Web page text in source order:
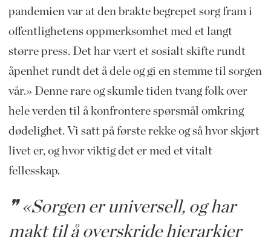
pandemien var at den brakte begrepet sorg fram i
offentlighetens oppmerksomhet med et langt
større press. Det har vært et sosialt skifte rundt
åpenhet rundt det å dele og gi en stemme til sorgen
vår.» Denne rare og skumle tiden tvang folk over
hele verden til å konfrontere spørsmål omkring
dødelighet. Vi satt på første rekke og så hvor skjørt
livet er, og hvor viktig det er med et vitalt
fellesskap.
«Sorgen er universell, og har
makt til å overskride hierarkier